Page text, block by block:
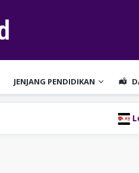
JENJANG PENDIDIKAN